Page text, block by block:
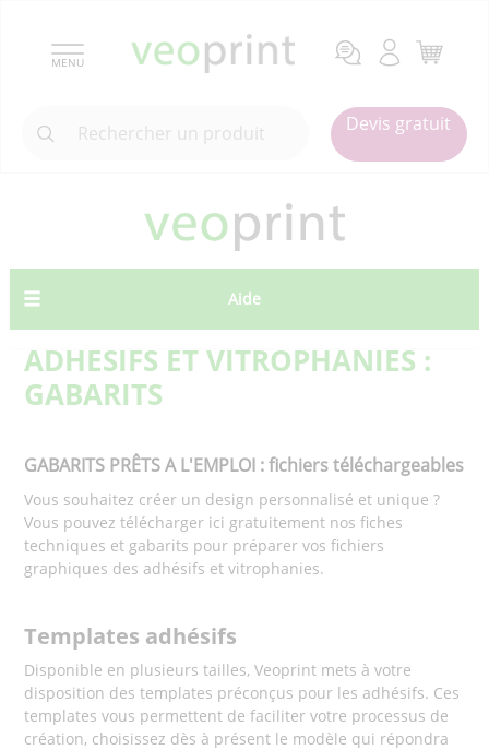
MENU
Devis gratuit
Aide
ADHESIFS ET VITROPHANIES :
GABARITS
GABARITS PRÊTS A L'EMPLOI : fichiers téléchargeables
Vous souhaitez créer un design personnalisé et unique ?
Vous pouvez télécharger ici gratuitement nos fiches
techniques et gabarits pour préparer vos fichiers
graphiques des adhésifs et vitrophanies.
Templates adhésifs
Disponible en plusieurs tailles, Veoprint mets à votre
disposition des templates préconçus pour les adhésifs. Ces
templates vous permettent de faciliter votre processus de
création, choisissez dès à présent le modèle qui répondra